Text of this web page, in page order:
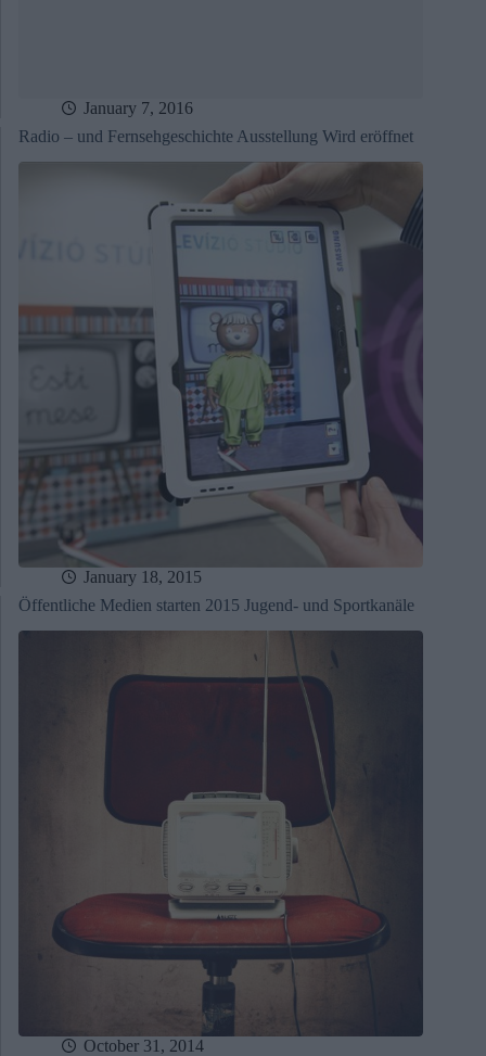
January 7, 2016
Radio – und Fernsehgeschichte Ausstellung Wird eröffnet
January 18, 2015
Öffentliche Medien starten 2015 Jugend- und Sportkanäle
October 31, 2014